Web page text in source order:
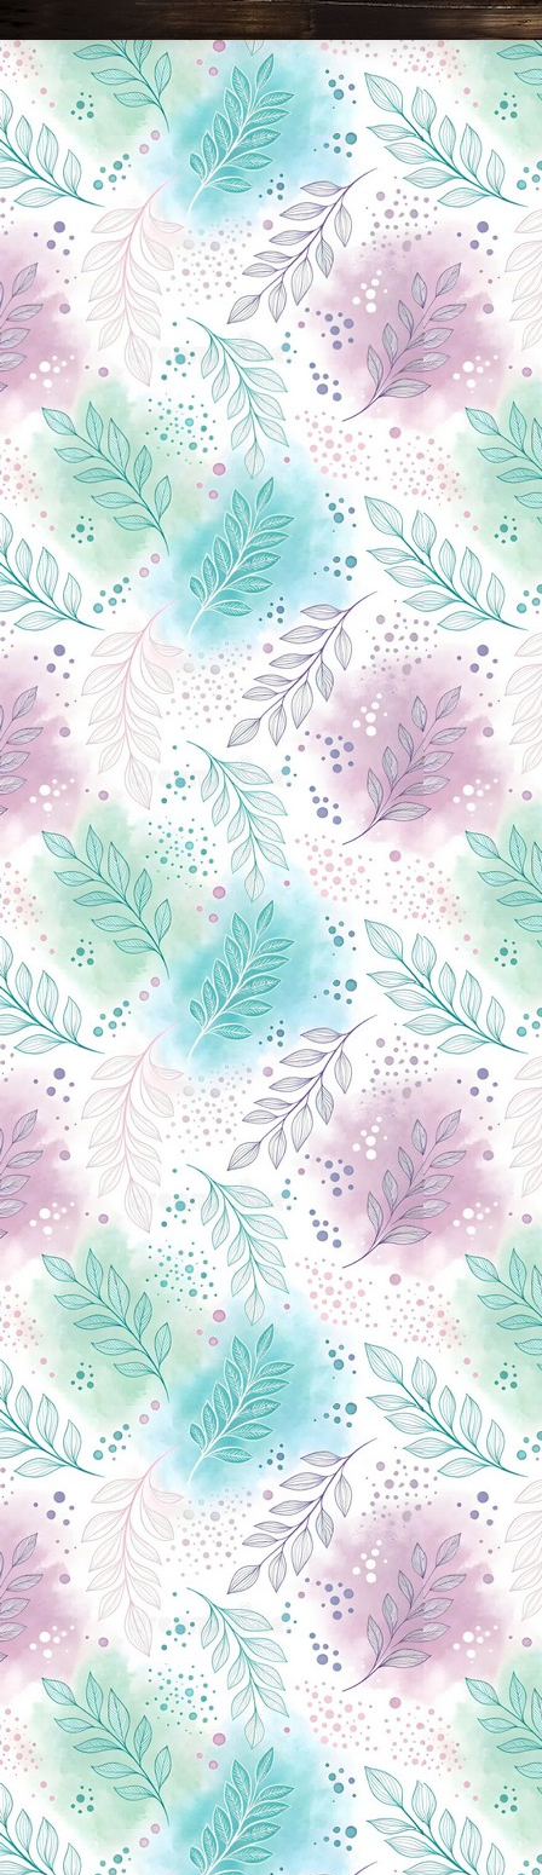
Новини Чернігова, Чернігівські новини, Чернігівський формат, новини Чернігова, події в Чернігові: політика, економіка, аналітика, культура, відеоновини, екологія, спортивний Чернігів, туризм, Чернігів